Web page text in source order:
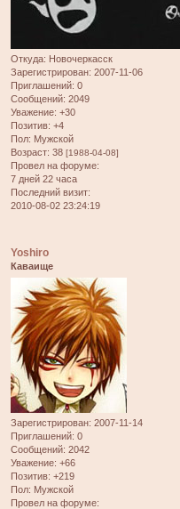
Откуда: Новочеркасск
Зарегистрирован: 2007-11-06
Приглашений: 0
Сообщений: 2049
Уважение: +30
Позитив: +4
Пол: Мужской
Возраст: 38 [1988-04-08]
Провел на форуме:
7 дней 22 часа
Последний визит:
2010-08-02 23:24:19
Yoshiro
Каваище
Зарегистрирован: 2007-11-14
Приглашений: 0
Сообщений: 2042
Уважение: +66
Позитив: +219
Пол: Мужской
Провел на форуме: